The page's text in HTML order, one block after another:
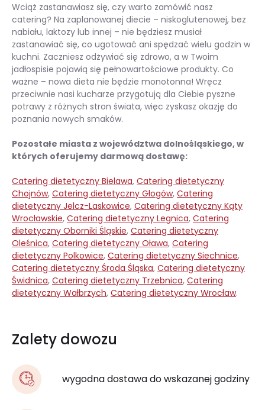
Wciąż zastanawiasz się, czy warto zamówić nasz
catering? Na zaplanowanej diecie – niskoglutenowej, bez
nabiału, laktozy lub innej – nie będziesz musiał
zastanawiać się, co ugotować ani spędzać wielu godzin w
kuchni. Zaczniesz odżywiać się zdrowo, a w Twoim
jadłospisie pojawią się pełnowartościowe produkty. Co
ważne – nowa dieta nie będzie monotonna! Wręcz
przeciwnie nasi kucharze przygotują dla Ciebie pyszne
potrawy z różnych stron świata, więc zyskasz okazję do
poznania nowych smaków.
Pozostałe miasta z województwa dolnośląskiego, w
których oferujemy darmową dostawę:
Catering dietetyczny Bielawa, Catering dietetyczny
Chojnów, Catering dietetyczny Głogów, Catering
dietetyczny Jelcz-Laskowice, Catering dietetyczny Kąty
Wrocławskie, Catering dietetyczny Legnica, Catering
dietetyczny Oborniki Śląskie, Catering dietetyczny
Oleśnica, Catering dietetyczny Oława, Catering
dietetyczny Polkowice, Catering dietetyczny Siechnice,
Catering dietetyczny Środa Śląska, Catering dietetyczny
Świdnica, Catering dietetyczny Trzebnica, Catering
dietetyczny Wałbrzych, Catering dietetyczny Wrocław.
Zalety dowozu
wygodna dostawa do wskazanej godziny